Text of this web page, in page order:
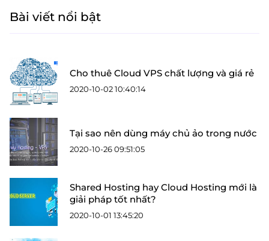
Bài viết nổi bật
Cho thuê Cloud VPS chất lượng và giá rẻ
2020-10-02 10:40:14
Tại sao nên dùng máy chủ ảo trong nước
2020-10-26 09:51:05
Shared Hosting hay Cloud Hosting mới là
giải pháp tốt nhất?
2020-10-01 13:45:20